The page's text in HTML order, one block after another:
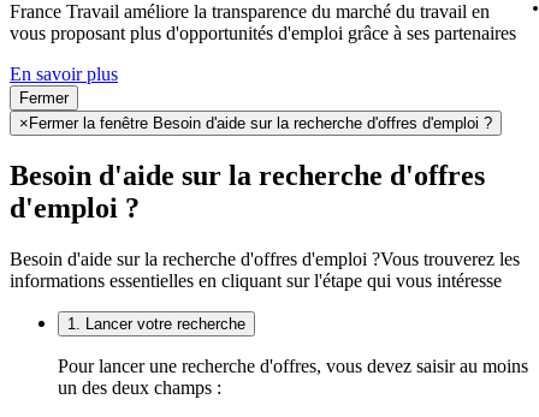
France Travail améliore la transparence du marché du travail en
vous proposant plus d'opportunités d'emploi grâce à ses partenaires
En savoir plus
Fermer
× Fermer la fenêtre Besoin d'aide sur la recherche d'offres d'emploi ?
Besoin d'aide sur la recherche d'offres
d'emploi ?
Besoin d'aide sur la recherche d'offres d'emploi ?Vous trouverez les
informations essentielles en cliquant sur l'étape qui vous intéresse
1. Lancer votre recherche
Pour lancer une recherche d'offres, vous devez saisir au moins
un des deux champs :